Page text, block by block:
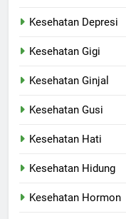
Kesehatan Depresi
Kesehatan Gigi
Kesehatan Ginjal
Kesehatan Gusi
Kesehatan Hati
Kesehatan Hidung
Kesehatan Hormon